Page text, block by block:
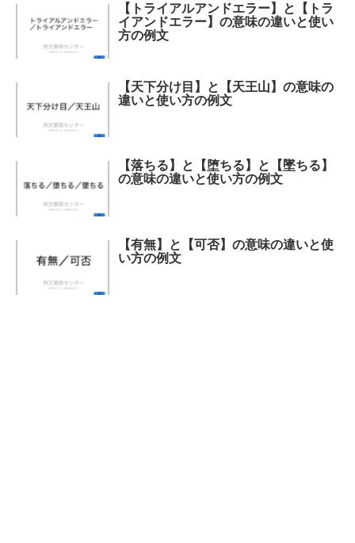
【トライアルアンドエラー】と【トラ
イアンドエラー】の意味の違いと使い
方の例文
【天下分け目】と【天王山】の意味の
違いと使い方の例文
【落ちる】と【堕ちる】と【墜ちる】
の意味の違いと使い方の例文
【有無】と【可否】の意味の違いと使
い方の例文